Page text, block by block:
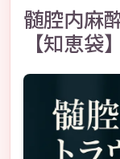
髄腔内麻
【知恵袋】